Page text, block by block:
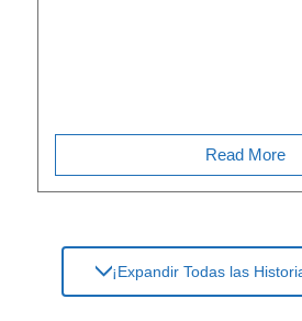
Read More
¡Expandir Todas las